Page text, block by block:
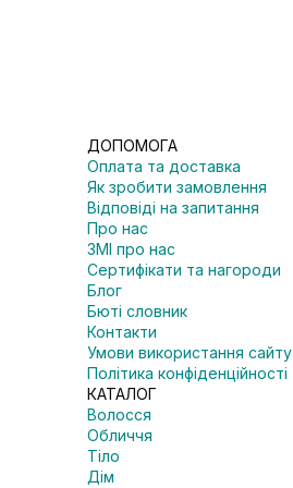
ДОПОМОГА
Оплата та доставка
Як зробити замовлення
Відповіді на запитання
Про нас
ЗМІ про нас
Сертифікати та нагороди
Блог
Бюті словник
Контакти
Умови використання сайту
Політика конфіденційності
КАТАЛОГ
Волосся
Обличчя
Тіло
Дім